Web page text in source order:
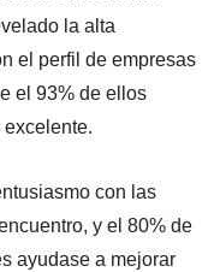
la alta
el perfil de empresas
el 93% de ellos
con las
y el 80% de
ayudase a mejorar